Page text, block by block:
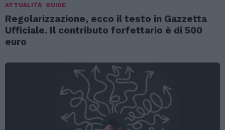
ATTUALITÀ GUIDE
Regolarizzazione, ecco il testo in Gazzetta
Ufficiale. Il contributo forfettario è di 500
euro